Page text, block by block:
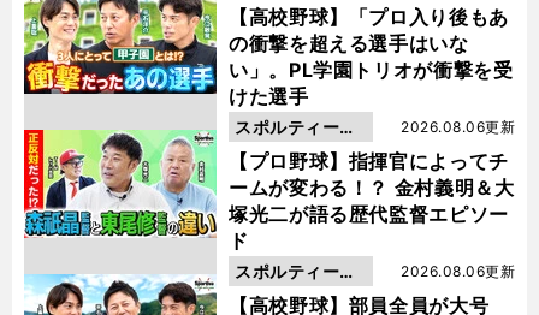
【高校野球】「プロ入り後もあ
の衝撃を超える選手はいな
い」。PL学園トリオが衝撃を受
けた選手
動画
【プロ野球】指揮官によってチ
ームが変わる！？ 金村義明＆大
塚光二が語る歴代監督エピソー
ド
2026.08.06更新
スポルティーバ
動画
【高校野球】部員全員が大号
2026.08.06更新
スポルティーバ
動画